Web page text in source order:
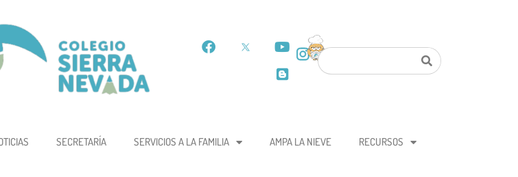
SECRETARÍA SERVICIOS A LA FAMILIA AMPA LA NIEVE RECURSOS